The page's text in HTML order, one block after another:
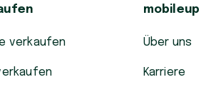
verkaufen
mobileup
Über uns
Karriere